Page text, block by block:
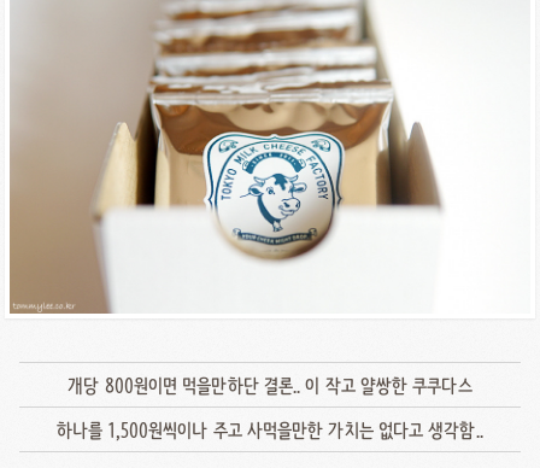
개당 800원이면 먹을만하단 결론.. 이 작고 얄쌍한 쿠쿠다스
하나를 1,500원씩이나 주고 사먹을만한 가치는 없다고 생각함..